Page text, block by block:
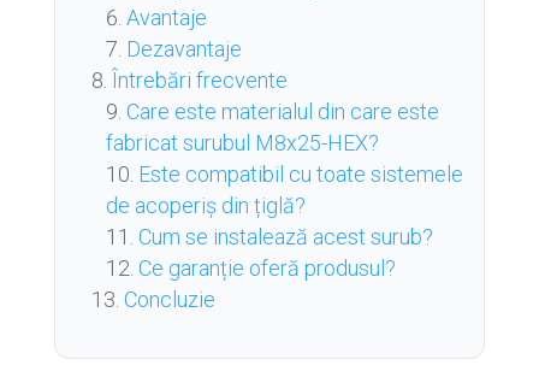
Avantaje
Dezavantaje
Întrebări frecvente
Care este materialul din care este
fabricat surubul M8x25-HEX?
Este compatibil cu toate sistemele
de acoperiș din țiglă?
Cum se instalează acest surub?
Ce garanție oferă produsul?
Concluzie